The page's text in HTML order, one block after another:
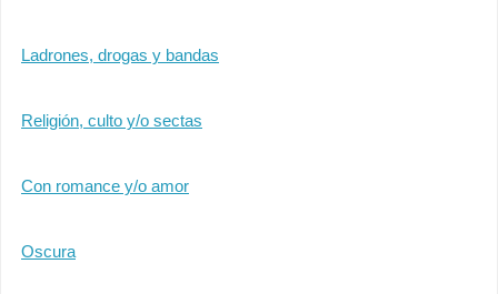
Ladrones, drogas y bandas
Religión, culto y/o sectas
Con romance y/o amor
Oscura